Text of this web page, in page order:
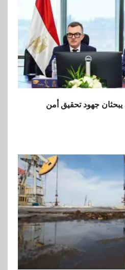
يبحثان جهود تحقيق أمن